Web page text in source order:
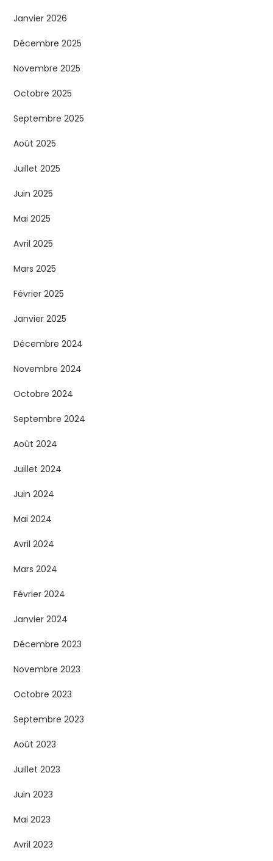
Janvier 2026
Décembre 2025
Novembre 2025
Octobre 2025
Septembre 2025
Août 2025
Juillet 2025
Juin 2025
Mai 2025
Avril 2025
Mars 2025
Février 2025
Janvier 2025
Décembre 2024
Novembre 2024
Octobre 2024
Septembre 2024
Août 2024
Juillet 2024
Juin 2024
Mai 2024
Avril 2024
Mars 2024
Février 2024
Janvier 2024
Décembre 2023
Novembre 2023
Octobre 2023
Septembre 2023
Août 2023
Juillet 2023
Juin 2023
Mai 2023
Avril 2023